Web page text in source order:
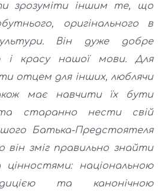
зрозуміти іншим те, що
оригінального в
Він дуже добре
і красу нашої мови. Для
отцем для інших, люблячи
має навчити їх бути
та старанно нести свій
Батька-Предстоятеля
зміг правильно знайти
національною
та канонічною